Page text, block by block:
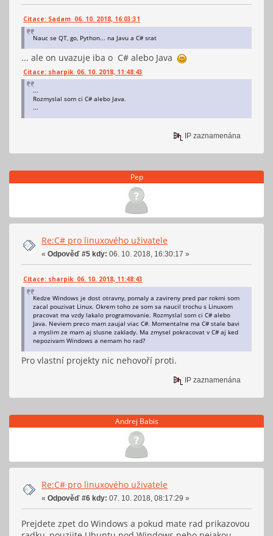
Citace: Sadam 06. 10. 2018, 16:03:31
Nauc se QT, go, Python... na Javu a C# srat
... ale on uvazuje iba o C# alebo Java
Citace: sharpik 06. 10. 2018, 11:48:43
...
Rozmyslal som ci C# alebo Java.
...
IP zaznamenána
Pep
Re:C# pro linuxového uživatele
« Odpověď #5 kdy: 06. 10. 2018, 16:30:17 »
Citace: sharpik 06. 10. 2018, 11:48:43
Kedze Windows je dost otravny, pomaly a zavireny pred par rokmi som
zacal pouzivat Linux. Okrem toho ze som sa naucil trochu s Linuxom
pracovat ma vzdy lakalo programovanie. Rozmyslal som ci C# alebo
Java. Neviem preco mam zaujal viac C#. Momentalne ma C# stale bavi
a myslim ze mam aj slusne zaklady. Ma zmysel pokracovat v C# aj ked
nepozivam Windows a nemam ho rad?
Pro vlastní projekty nic nehovoří proti.
IP zaznamenána
Andrej Babis
Re:C# pro linuxového uživatele
« Odpověď #6 kdy: 07. 10. 2018, 08:17:29 »
Prejdete zpet do Windows a pokud mate rad prikazovou